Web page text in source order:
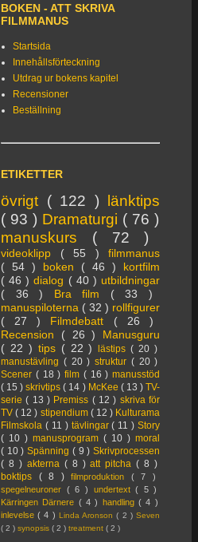
BOKEN - ATT SKRIVA
FILMMANUS
Startsida
Innehållsförteckning
Utdrag ur bokens kapitel
Recensioner
Beställning
ETIKETTER
övrigt ( 122 ) länktips
( 93 ) Dramaturgi ( 76 )
manuskurs ( 72 )
videoklipp ( 55 ) filmmanus
( 54 ) boken ( 46 ) kortfilm
( 46 )dialog ( 40 ) utbildningar
( 36 ) Bra film ( 33 )
manuspiloterna ( 32 ) rollfigurer
( 27 ) Filmdebatt ( 26 )
Recension ( 26 ) Manusguru
( 22 ) tips ( 22 )lästips( 20 )
manustävling ( 20 ) struktur ( 20 )
Scener ( 18 ) film ( 16 ) manusstöd
( 15 )skrivtips( 14 ) McKee ( 13 )TV-
serie( 13 ) Premiss ( 12 ) skriva för
TV( 12 ) stipendium ( 12 ) Kulturama
Filmskola ( 11 ) tävlingar( 11 ) Story
( 10 ) manusprogram ( 10 ) moral
( 10 )Spänning ( 9 )Skrivprocessen
( 8 ) akterna ( 8 )att pitcha( 8 )
boktips ( 8 ) filmproduktion ( 7 )
spegelneuroner ( 6 ) undertext( 5 )
Kärringen Därnere ( 4 ) handling( 4 )
inlevelse( 4 ) Linda Aronson( 2 )Seven
( 2 ) synopsis ( 2 ) treatment ( 2 )